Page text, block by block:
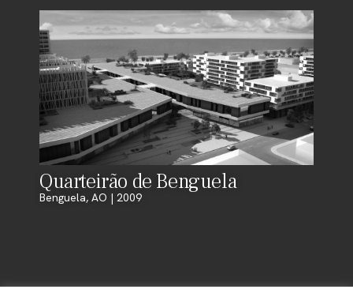
Quarteirão de Benguela
Benguela, AO | 2009